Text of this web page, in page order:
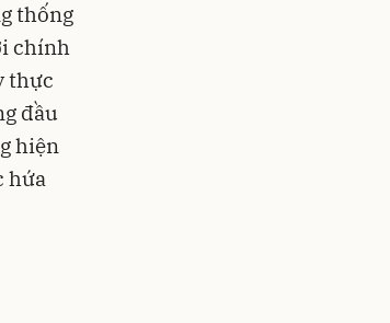
thống
chính
thực
đầu
hiện
hứa